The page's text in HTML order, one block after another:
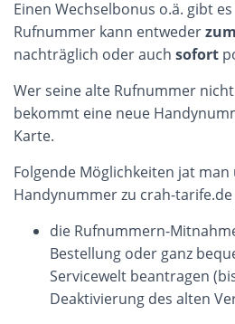
Einen Wechselbonus o.ä. gibt
Rufnummer kann entweder
nachträglich oder auch sofort
Wer seine alte Rufnummer
bekommt eine neue
Karte.
Folgende Möglichkeiten jat
Handynummer zu crah-
die Rufnummern-
Bestellung oder ganz
Servicewelt beantragen
Deaktivierung des alten